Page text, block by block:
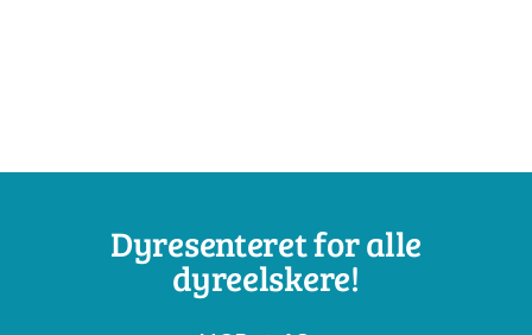
Dyresenteret for alle
dyreelskere!